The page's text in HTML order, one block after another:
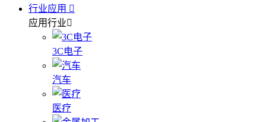
行业应用
应用行业
3C电子
汽车
医疗